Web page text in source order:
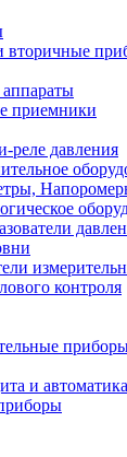
вторичные
приемники
реле давления
контроля
и автоматика